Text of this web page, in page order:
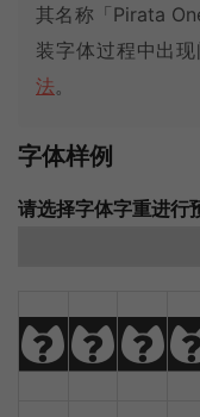
其名称「Pirata
装字体过程中出
法。
字体样例
请选择字体字重进行
ABC